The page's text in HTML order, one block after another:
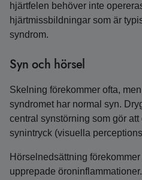
hjärtfelen behöver inte
hjärtmissbildningar som är
syndrom.
Syn och hörsel
Skelning förekommer ofta,
syndromet har normal syn.
central synstörning som gör att
synintryck (visuella
Hörselnedsättning
upprepade